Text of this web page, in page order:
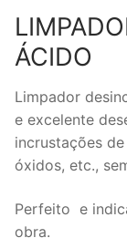
ÁCIDO
Limpador
e excelente
incrustações
óxidos, etc.,
Perfeito e
obra.